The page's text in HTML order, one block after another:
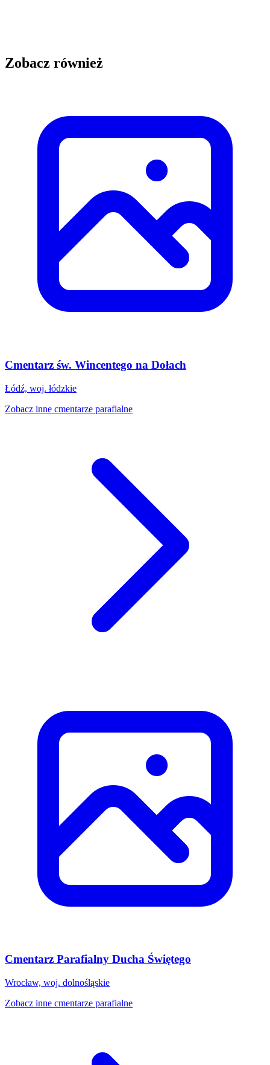
Zobacz również
Cmentarz św. Wincentego na Dołach
Łódź, woj. łódzkie
Zobacz inne cmentarze parafialne
Cmentarz Parafialny Ducha Świętego
Wrocław, woj. dolnośląskie
Zobacz inne cmentarze parafialne